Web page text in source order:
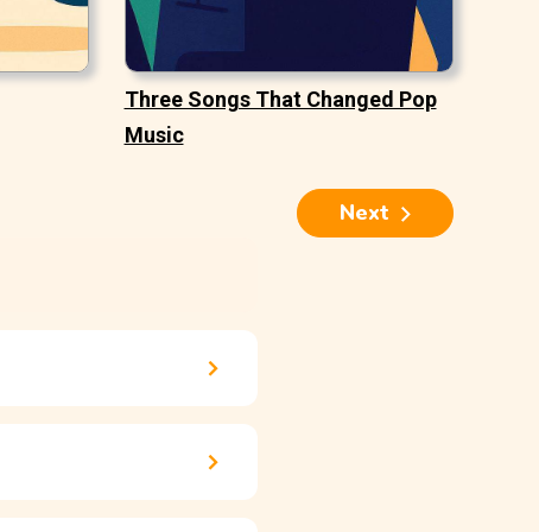
Three Songs That Changed Pop
Music
Next